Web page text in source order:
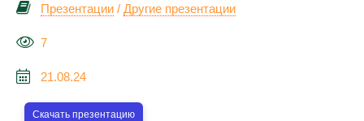
Презентации / Другие презентации
7
21.08.24
Скачать презентацию